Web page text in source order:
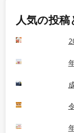
人気の投